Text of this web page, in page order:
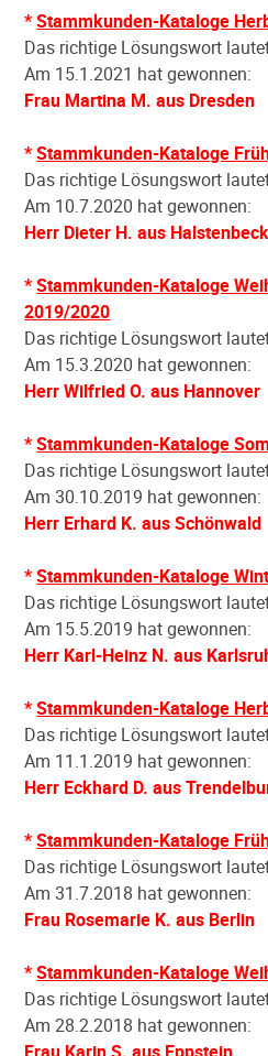
*Stammkunden-Kataloge
Das richtige Lösungswort
Am 15.1.2021 hat gewonnen:
Frau Martina M. aus Dresden
*Stammkunden-Kataloge
Das richtige Lösungswort
Am 10.7.2020 hat gewonnen:
Herr Dieter H. aus Halstenbeck
*Stammkunden-Kataloge
2019/2020
Das richtige Lösungswort
Am 15.3.2020 hat gewonnen:
Herr Wilfried O. aus Hannover
*Stammkunden-Kataloge
Das richtige Lösungswort
Am 30.10.2019 hat gewonnen:
Herr Erhard K. aus Schönwald
*Stammkunden-Kataloge
Das richtige Lösungswort
Am 15.5.2019 hat gewonnen:
Herr Karl-Heinz N. aus
*Stammkunden-Kataloge
Das richtige Lösungswort
Am 11.1.2019 hat gewonnen:
Herr Eckhard D. aus
*Stammkunden-Kataloge
Das richtige Lösungswort
Am 31.7.2018 hat gewonnen:
Frau Rosemarie K. aus Berlin
*Stammkunden-Kataloge
Das richtige Lösungswort
Am 28.2.2018 hat gewonnen: